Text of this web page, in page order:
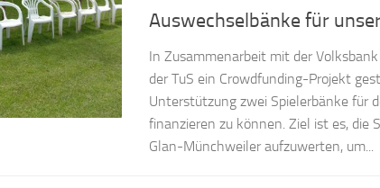
Auswechselbänke für
In Zusammenarbeit mit der
der TuS ein Crowdfunding-Projekt
Unterstützung zwei Spielerbänke für
finanzieren zu können. Ziel ist es, die
Glan-Münchweiler aufzuwerten, um...